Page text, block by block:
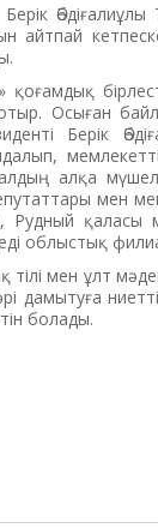
Әбдіғалиұлы
айтпай
қоғам­дық
Осыған
Берік
алқа
мен
қа­ла­сы
облыстық
тілі мен ұлт
ниетті
болады.